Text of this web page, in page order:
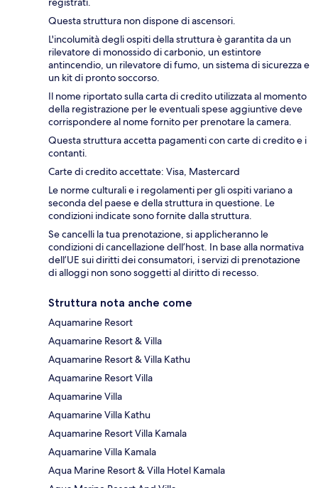
Questa struttura non dispone di ascensori.
L'incolumità degli ospiti della struttura è garantita da un
rilevatore di monossido di carbonio, un estintore
antincendio, un rilevatore di fumo, un sistema di sicurezza e
un kit di pronto soccorso.
Il nome riportato sulla carta di credito utilizzata al momento
della registrazione per le eventuali spese aggiuntive deve
corrispondere al nome fornito per prenotare la camera.
Questa struttura accetta pagamenti con carte di credito e i
contanti.
Carte di credito accettate: Visa, Mastercard
Le norme culturali e i regolamenti per gli ospiti variano a
seconda del paese e della struttura in questione. Le
condizioni indicate sono fornite dalla struttura.
Se cancelli la tua prenotazione, si applicheranno le
condizioni di cancellazione dell’host. In base alla normativa
dell’UE sui diritti dei consumatori, i servizi di prenotazione
di alloggi non sono soggetti al diritto di recesso.
Struttura nota anche come
Aquamarine Resort
Aquamarine Resort & Villa
Aquamarine Resort & Villa Kathu
Aquamarine Resort Villa
Aquamarine Villa
Aquamarine Villa Kathu
Aquamarine Resort Villa Kamala
Aquamarine Villa Kamala
Aqua Marine Resort & Villa Hotel Kamala